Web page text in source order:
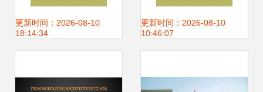
据服务的崛起与未
更新时间：2026-08-10
18:14:34
君何忧
更新时间：2026-08-10
10:46:07